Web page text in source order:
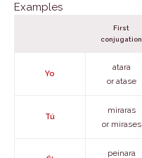
Examples
First
conjugation
Yo
atara
or atase
Tú
miraras
or mirases
peinara